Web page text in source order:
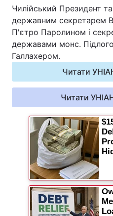
Здоров'я
Цікавинки
Відео з Youtube
Інтерв'ю
Архів
Контакти
ПОСЛУГИ
Реклама на сайті
Чилійський Президент
державним секретарем
П'єтро Паролином і
державами монс.
Галлахером.
Читати
Читати